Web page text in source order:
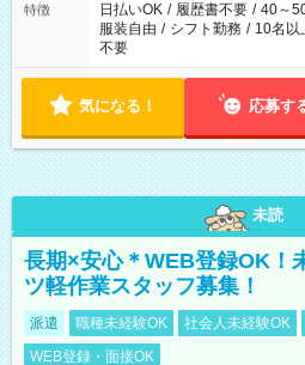
特徴 日払いOK / 履歴書不要 / 40～
服装自由 / シフト勤務 / 10名以
不要
気になる！ 応募す
未読
長期×安心＊WEB登録OK！
ツ軽作業スタッフ募集！
派遣 職種未経験OK 社会人未経験OK
WEB登録・面接OK